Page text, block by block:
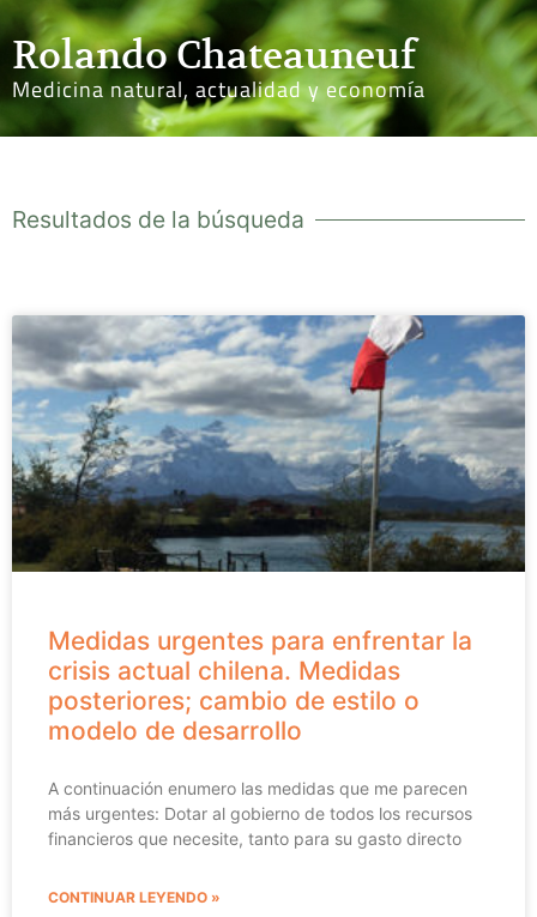
Rolando Chateauneuf
Medicina natural, actualidad y economía
Resultados de la búsqueda
Medidas urgentes para enfrentar la
crisis actual chilena. Medidas
posteriores; cambio de estilo o
modelo de desarrollo
A continuación enumero las medidas que me parecen
más urgentes: Dotar al gobierno de todos los recursos
financieros que necesite, tanto para su gasto directo
CONTINUAR LEYENDO »